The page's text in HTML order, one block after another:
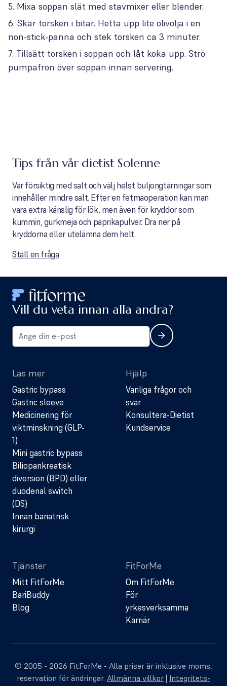
Mixa soppan slät med stavmixer eller blender.
Skär torsken i bitar. Hetta upp lite olivolja i en
non-stick-panna och stek torsken ca 3 minuter.
Tillsätt torsken i soppan och låt koka upp. Strö
pumpafrön över soppan innan servering.
Tips från vår dietist Solenne
Var försiktig med salt och välj helst buljongtärningar som
innehåller mindre salt. Efter en fetmaoperation kan man
vara extra känslig för lök, men även för kryddor som
kummin, gurkmeja och paprikapulver. Dra ner på
kryddorna eller utelämna dem helt.
Ställ en fråga
Vill du veta innan alla andra?
Läs mer
Gastric bypass
Gastric sleeve
Medicinering för
viktminskning (GLP-
1)
Mini gastric bypass
Biliopankreatisk
diversion (BPD) eller
duodenal switch
(DS)
Innan bariatrisk
kirurgi
Hjälp
Vanliga frågor och
svar
Konsultera-Dietist
Kundservice
Tjänster
Mitt FitForMe
BariBuddy
Blog
FitForMe
Om FitForMe
För
yrkesverksamma
Karriär
© 2005 - 2026 FitForMe - Alla priser är inklusive moms,
reservation för ändringar. Allmänna villkor | Integritets-